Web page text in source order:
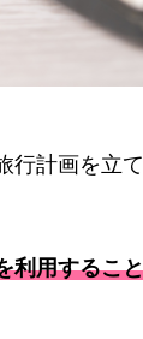
計画を立
利用するこ